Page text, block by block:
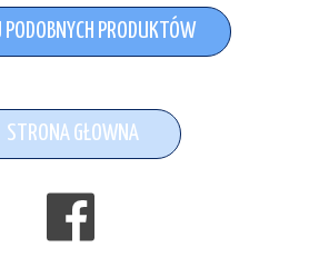
PODOBNYCH PRODUKTÓW
STRONA GŁOWNA